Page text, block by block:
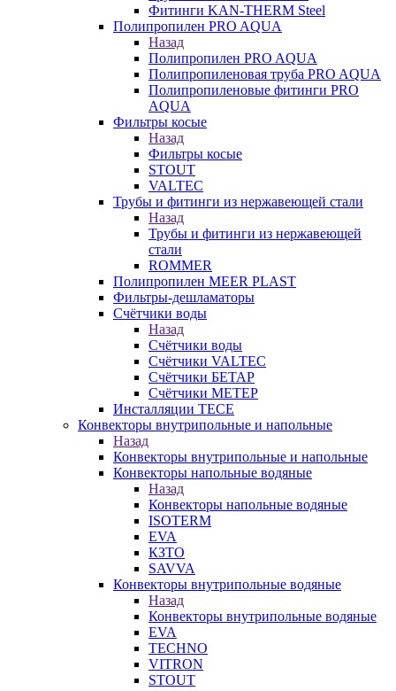
Фитинги KAN-THERM Steel
Полипропилен PRO AQUA
Назад
Полипропилен PRO AQUA
Полипропиленовая труба PRO AQUA
Полипропиленовые фитинги PRO
AQUA
Фильтры косые
Назад
Фильтры косые
STOUT
VALTEC
Трубы и фитинги из нержавеющей стали
Назад
Трубы и фитинги из нержавеющей
стали
ROMMER
Полипропилен MEER PLAST
Фильтры-дешламаторы
Счётчики воды
Назад
Счётчики воды
Счётчики VALTEC
Счётчики БЕТАР
Счётчики МЕТЕР
Инсталляции TECE
Конвекторы внутрипольные и напольные
Назад
Конвекторы внутрипольные и напольные
Конвекторы напольные водяные
Назад
Конвекторы напольные водяные
ISOTERM
EVA
КЗТО
SAVVA
Конвекторы внутрипольные водяные
Назад
Конвекторы внутрипольные водяные
EVA
TECHNO
VITRON
STOUT